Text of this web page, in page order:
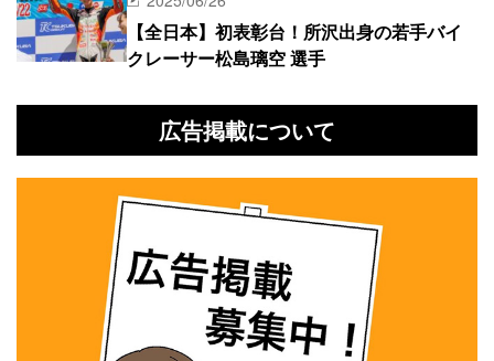
【全日本】初表彰台！所沢出身の若手バイ
クレーサー松島璃空 選手
広告掲載について